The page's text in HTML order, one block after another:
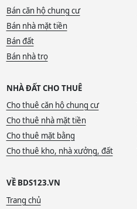
Bán căn hộ chung cư
Bán nhà mặt tiền
Bán đất
Bán nhà trọ
NHÀ ĐẤT CHO THUÊ
Cho thuê căn hộ chung cư
Cho thuê nhà mặt tiền
Cho thuê mặt bằng
Cho thuê kho, nhà xưởng, đất
VỀ BDS123.VN
Trang chủ